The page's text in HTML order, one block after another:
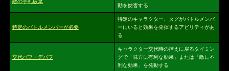
敵の手札破棄
動を妨害する
特定のバトルメンバーが必要
特定のキャラクター、タグがバトルメンバ
ーにいると効果を発揮するアビリティがあ
る
交代バフ・デバフ
キャラクター交代時の控えに戻るタイミン
グで「味方に有利な効果」または「敵に不
利な効果」を発動する